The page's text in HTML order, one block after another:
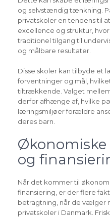
og selvstændig tænkning.
privatskoler en tendens til
excellence og struktur,
traditionel tilgang til
og målbare resultater.
Disse skoler kan tilbyde et
forventninger og mål,
tiltrækkende. Valget
derfor afhænge af, hvilke
læringsmiljøer forældre
deres barn.
Økonomiske
og
Når det kommer til
finansiering, er der flere
betragtning, når de vælger
privatskoler i Danmark.